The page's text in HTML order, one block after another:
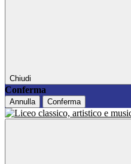
Chiudi
Conferma
Annulla Conferma